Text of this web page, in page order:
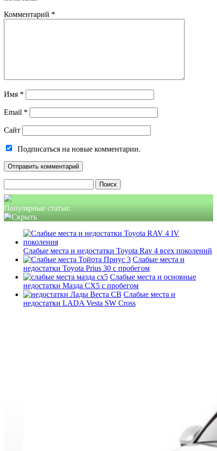
Комментарий *
Имя *
Email *
Сайт
Подписаться на новые комментарии.
Популярные статьи:
Слабые места и недостатки Toyota Rav 4 всех поколений
Слабые места и
недостатки Toyota Prius 30 с пробегом
Слабые места и основные
недостатки Мазда СХ5 с пробегом
Слабые места и
недостатки LADA Vesta SW Cross